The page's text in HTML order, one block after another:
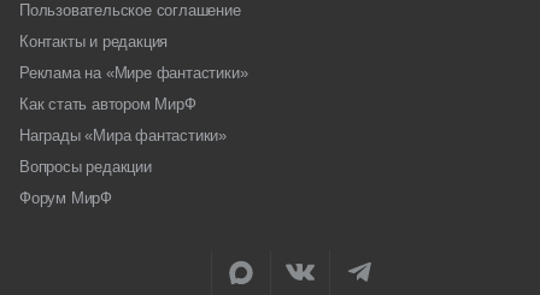
Пользовательское соглашение
Контакты и редакция
Реклама на «Мире фантастики»
Как стать автором МирФ
Награды «Мира фантастики»
Вопросы редакции
Форум МирФ